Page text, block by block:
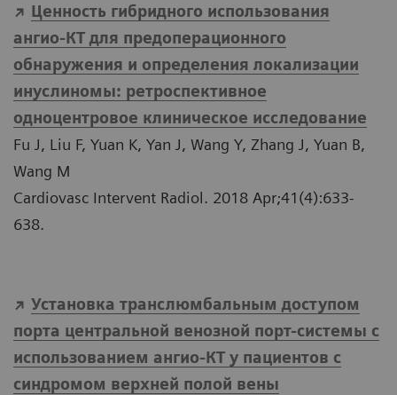
Ценность гибридного использования
ангио-КТ для предоперационного
обнаружения и определения локализации
инуслиномы: ретроспективное
одноцентровое клиническое исследование
Fu J, Liu F, Yuan K, Yan J, Wang Y, Zhang J, Yuan B,
Wang M
Cardiovasc Intervent Radiol. 2018 Apr;41(4):633-
638.
Установка транслюмбальным доступом
порта центральной венозной порт-системы с
использованием ангио-КТ у пациентов с
синдромом верхней полой вены